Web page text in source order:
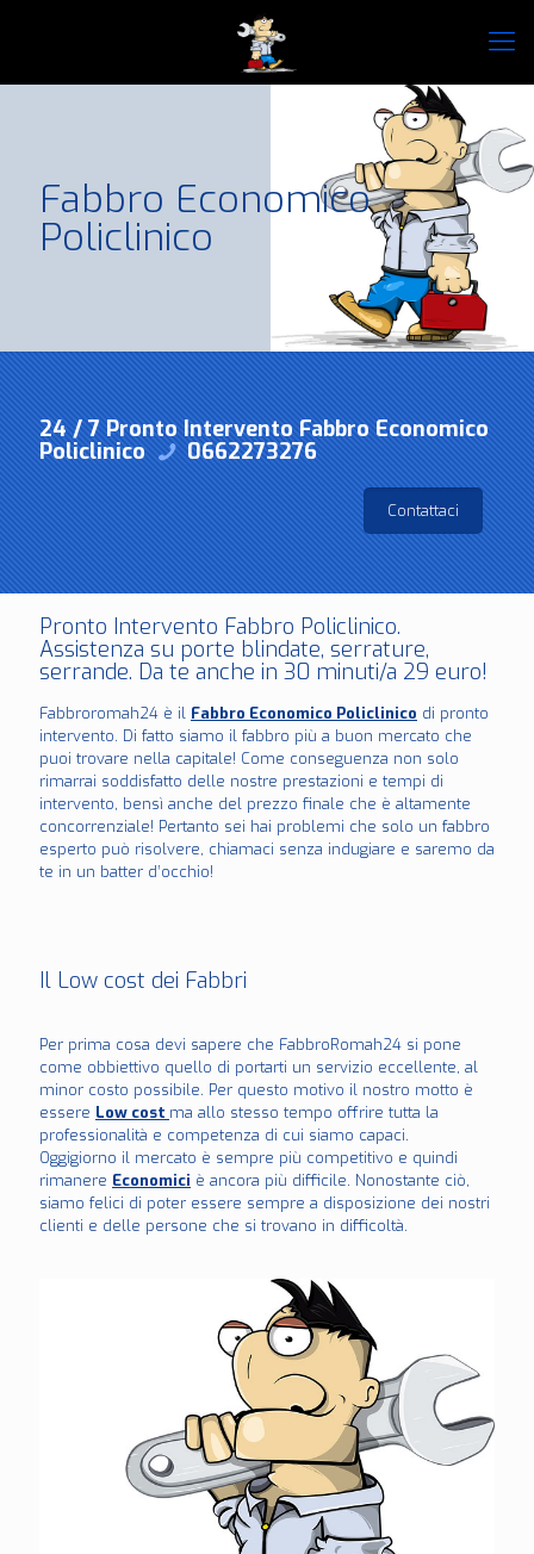
Fabbro Economico
Policlinico
24 / 7 Pronto Intervento Fabbro Economico
Policlinico 0662273276
Contattaci
Pronto Intervento Fabbro Policlinico.
Assistenza su porte blindate, serrature,
serrande. Da te anche in 30 minuti/a 29 euro!
Fabbroromah24 è il Fabbro Economico Policlinico di pronto
intervento. Di fatto siamo il fabbro più a buon mercato che
puoi trovare nella capitale! Come conseguenza non solo
rimarrai soddisfatto delle nostre prestazioni e tempi di
intervento, bensì anche del prezzo finale che è altamente
concorrenziale! Pertanto sei hai problemi che solo un fabbro
esperto può risolvere, chiamaci senza indugiare e saremo da
te in un batter d’occhio!
Il Low cost dei Fabbri
Per prima cosa devi sapere che FabbroRomah24 si pone
come obbiettivo quello di portarti un servizio eccellente, al
minor costo possibile. Per questo motivo il nostro motto è
essere Low cost ma allo stesso tempo offrire tutta la
professionalità e competenza di cui siamo capaci.
Oggigiorno il mercato è sempre più competitivo e quindi
rimanere Economici è ancora più difficile. Nonostante ciò,
siamo felici di poter essere sempre a disposizione dei nostri
clienti e delle persone che si trovano in difficoltà.